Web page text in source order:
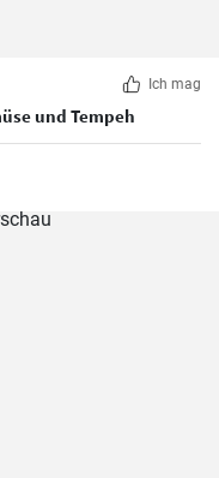
Ich mag
und Tempeh